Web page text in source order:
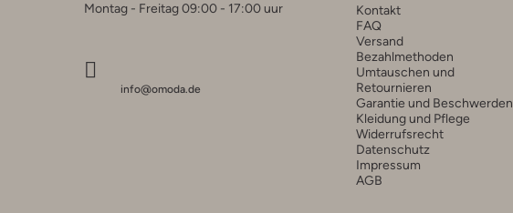
Montag - Freitag 09:00 - 17:00 uur
info@omoda.de
Kontakt
FAQ
Versand
Bezahlmethoden
Umtauschen und
Retournieren
Garantie und Beschwerden
Kleidung und Pflege
Widerrufsrecht
Datenschutz
Impressum
AGB